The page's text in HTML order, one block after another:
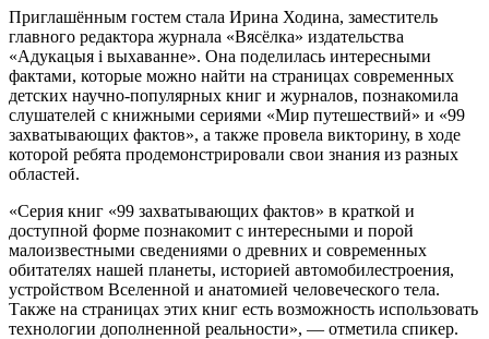
Приглашённым гостем стала Ирина Ходина, заместитель
главного редактора журнала «Вясёлка» издательства
«Адукацыя i выхаванне». Она поделилась интересными
фактами, которые можно найти на страницах современных
детских научно-популярных книг и журналов, познакомила
слушателей с книжными сериями «Мир путешествий» и «99
захватывающих фактов», а также провела викторину, в ходе
которой ребята продемонстрировали свои знания из разных
областей.
«Серия книг «99 захватывающих фактов» в краткой и
доступной форме познакомит с интересными и порой
малоизвестными сведениями о древних и современных
обитателях нашей планеты, историей автомобилестроения,
устройством Вселенной и анатомией человеческого тела.
Также на страницах этих книг есть возможность использовать
технологии дополненной реальности», — отметила спикер.